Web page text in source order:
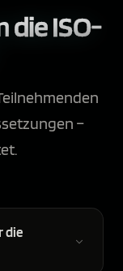
die ISO-
–
die